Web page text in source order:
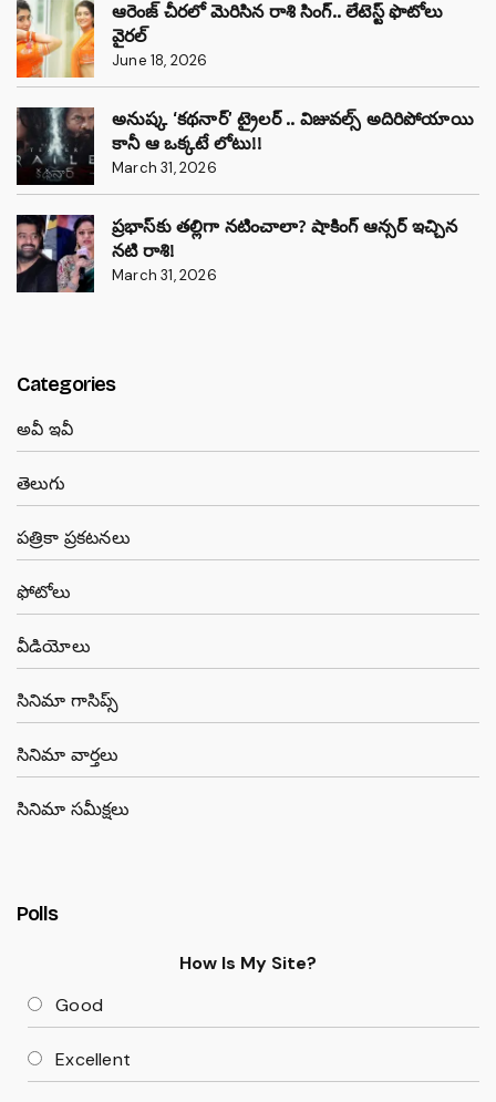
ఆరెంజ్ చీరలో మెరిసిన రాశి సింగ్.. లేటెస్ట్ ఫొటోలు
వైరల్
June 18, 2026
అనుష్క ‘కథనార్’ ట్రైలర్ .. విజువల్స్ అదిరిపోయాయి
కానీ ఆ ఒక్కటే లోటు!!
March 31, 2026
ప్రభాస్‌కు తల్లిగా నటించాలా? షాకింగ్ ఆన్సర్ ఇచ్చిన
నటి రాశి!
March 31, 2026
Categories
అవీ ఇవీ
తెలుగు
పత్రికా ప్రకటనలు
ఫోటోలు
వీడియోలు
సినిమా గాసిప్స్
సినిమా వార్తలు
సినిమా సమీక్షలు
Polls
How Is My Site?
Good
Excellent